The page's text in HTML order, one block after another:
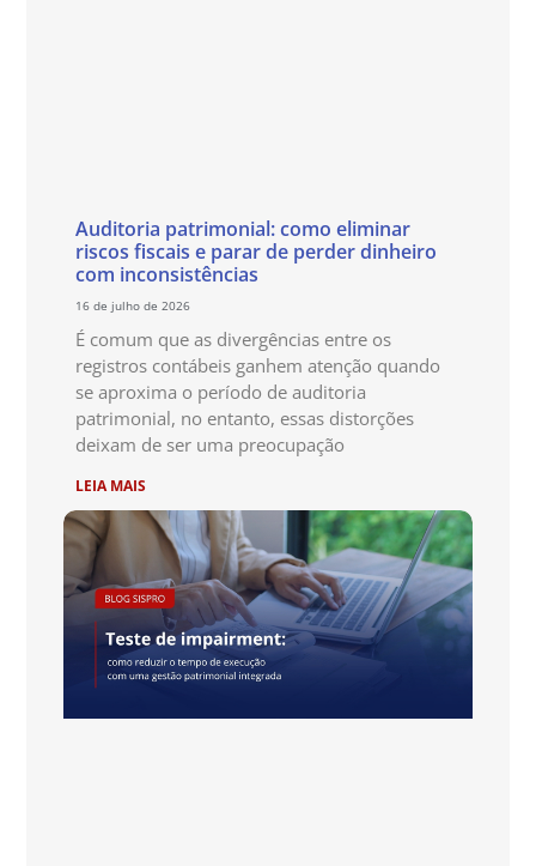
Auditoria patrimonial: como eliminar
riscos fiscais e parar de perder dinheiro
com inconsistências
16 de julho de 2026
É comum que as divergências entre os
registros contábeis ganhem atenção quando
se aproxima o período de auditoria
patrimonial, no entanto, essas distorções
deixam de ser uma preocupação
LEIA MAIS